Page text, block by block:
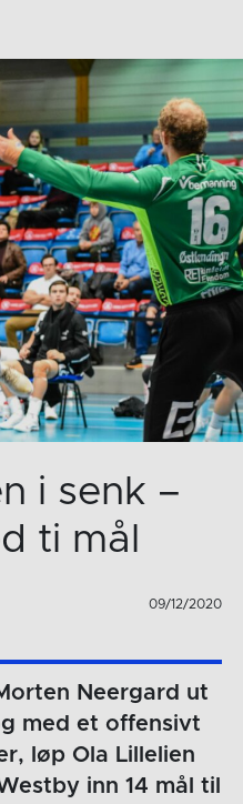
i senk –
ti mål
09/12/2020
Neergard ut
med et offensivt
løp Ola Lillelien
inn 14 mål til